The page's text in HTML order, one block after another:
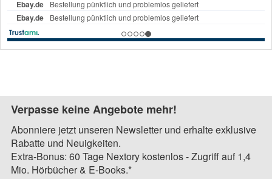
Verpasse keine Angebote mehr!
Abonniere jetzt unseren Newsletter und erhalte exklusive
Rabatte und Neuigkeiten.
Extra-Bonus: 60 Tage Nextory kostenlos - Zugriff auf 1,4
Mio. Hörbücher & E-Books.*